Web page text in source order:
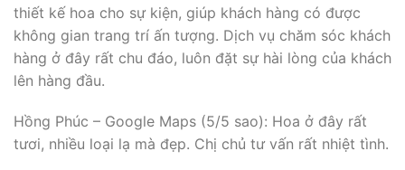
thiết kế hoa cho sự kiện, giúp khách hàng có được
không gian trang trí ấn tượng. Dịch vụ chăm sóc khách
hàng ở đây rất chu đáo, luôn đặt sự hài lòng của khách
lên hàng đầu.
Hồng Phúc – Google Maps (5/5 sao): Hoa ở đây rất
tươi, nhiều loại lạ mà đẹp. Chị chủ tư vấn rất nhiệt tình.